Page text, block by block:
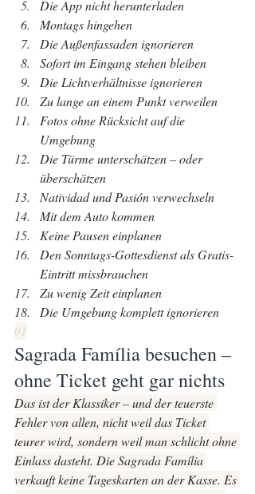
Die App nicht herunterladen
Montags hingehen
Die Außenfassaden ignorieren
Sofort im Eingang stehen bleiben
Die Lichtverhältnisse ignorieren
Zu lange an einem Punkt verweilen
Fotos ohne Rücksicht auf die
Umgebung
Die Türme unterschätzen – oder
überschätzen
Natividad und Pasión verwechseln
Mit dem Auto kommen
Keine Pausen einplanen
Den Sonntags-Gottesdienst als Gratis-
Eintritt missbrauchen
Zu wenig Zeit einplanen
Die Umgebung komplett ignorieren
01
Sagrada Família besuchen –
ohne Ticket geht gar nichts
Das ist der Klassiker – und der teuerste
Fehler von allen, nicht weil das Ticket
teurer wird, sondern weil man schlicht ohne
Einlass dasteht. Die Sagrada Família
verkauft keine Tageskarten an der Kasse. Es